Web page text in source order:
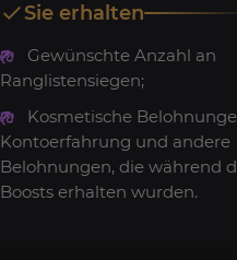
Sie erhalten
Gewünschte Anzahl an
Ranglistensiegen;
Kosmetische
Kontoerfahrung und andere
Belohnungen, die während
Boosts erhalten wurden.